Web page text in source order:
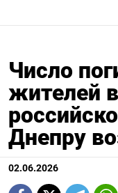
Число
жителей
Днепру
02.06.2026